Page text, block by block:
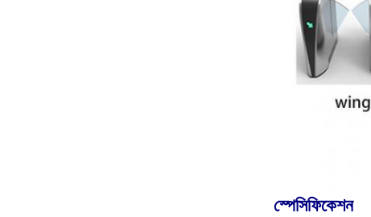
স্পেসিফিকেশন